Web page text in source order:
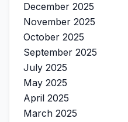
December 2025
November 2025
October 2025
September 2025
July 2025
May 2025
April 2025
March 2025